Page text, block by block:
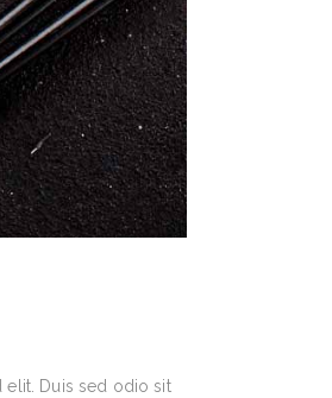
elit. Duis sed odio sit